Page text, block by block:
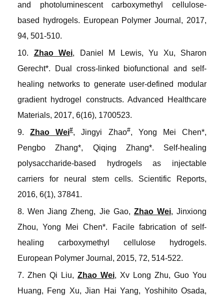
and photoluminescent carboxymethyl cellulose-
based hydrogels. European Polymer Journal , 2017,
94, 501-510.
10. Zhao Wei, Daniel M Lewis, Yu Xu, Sharon
Gerecht*. Dual cross-linked biofunctional and self-
healing networks to generate user-defined modular
gradient hydrogel constructs. Advanced Healthcare
Materials, 2017, 6(16), 1700523.
9.Zhao Wei#, Jingyi Zhao#, Yong Mei Chen*,
Pengbo Zhang*, Qiqing Zhang*. Self-healing
polysaccharide-based hydrogels as injectable
carriers for neural stem cells. Scientific Reports,
2016, 6(1), 37841.
8. Wen Jiang Zheng, Jie Gao, Zhao Wei, Jinxiong
Zhou, Yong Mei Chen*. Facile fabrication of self-
healing carboxymethyl cellulose hydrogels.
European Polymer Journal , 2015, 72, 514-522.
7. Zhen Qi Liu, Zhao Wei, Xv Long Zhu, Guo You
Huang, Feng Xu, Jian Hai Yang, Yoshihito Osada,